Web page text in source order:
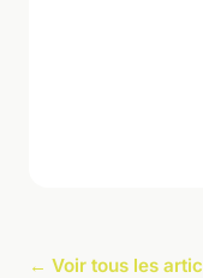
← Voir tous les